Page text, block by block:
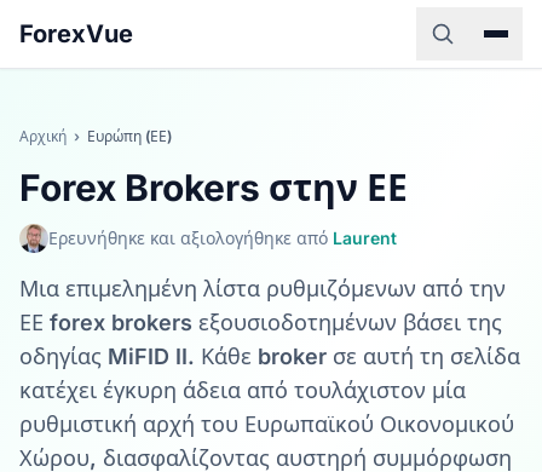
ForexVue
Αρχική › Ευρώπη (ΕΕ)
Forex Brokers στην ΕΕ
Ερευνήθηκε και αξιολογήθηκε από Laurent
Μια επιμελημένη λίστα ρυθμιζόμενων από την
ΕΕ forex brokers εξουσιοδοτημένων βάσει της
οδηγίας MiFID II. Κάθε broker σε αυτή τη σελίδα
κατέχει έγκυρη άδεια από τουλάχιστον μία
ρυθμιστική αρχή του Ευρωπαϊκού Οικονομικού
Χώρου, διασφαλίζοντας αυστηρή συμμόρφωση